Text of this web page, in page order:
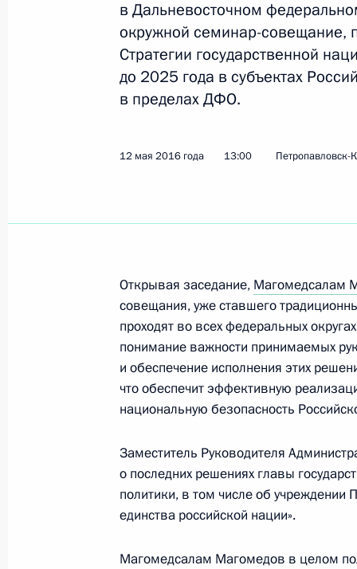
Заседание Координационного
Национальной стратегии действий
31 мая 2016 года, 12:00
30 мая 2016 года, 12:00
28 мая 2016 года, суббота
Товарищеский матч по баскетболу
благотворительного фонда «Шаг
27 мая 2016 года, пятница
Заседание президиума Совета по
в Дальневосточном
окружной семинар-совещание,
Стратегии государственной
до 2025 года в субъектах
в пределах ДФО.
12 мая 2016 года 13:00 Петропавловск-
Открывая заседание, Магомедсалам
совещания, уже ставшего
проходят во всех федеральных
понимание важности принимаемых
и обеспечение исполнения этих
что обеспечит эффективную
национальную безопасность
Заместитель Руководителя
о последних решениях главы
политики, в том числе об учреждении
единства российской нации».
Магомедсалам Магомедов в целом